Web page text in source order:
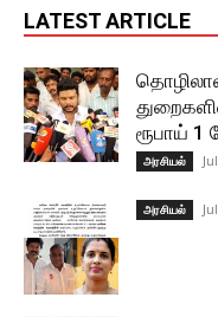
LATEST ARTICLE
ரூபாய் 1
அரசியல்
அரசியல்